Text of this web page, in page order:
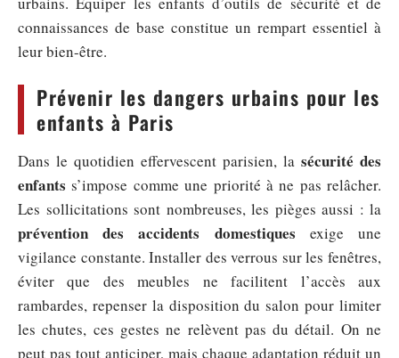
connaissances de base constitue un rempart essentiel à
leur bien-être.
Prévenir les dangers urbains pour les
enfants à Paris
Dans le quotidien effervescent parisien, la sécurité des
enfants s’impose comme une priorité à ne pas relâcher.
Les sollicitations sont nombreuses, les pièges aussi : la
prévention des accidents domestiques exige une
vigilance constante. Installer des verrous sur les fenêtres,
éviter que des meubles ne facilitent l’accès aux
rambardes, repenser la disposition du salon pour limiter
les chutes, ces gestes ne relèvent pas du détail. On ne
peut pas tout anticiper, mais chaque adaptation réduit un